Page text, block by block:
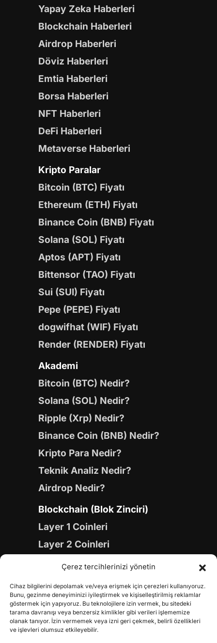
Çerez tercihlerinizi yönetin
Cihaz bilgilerini depolamak ve/veya erişmek için çerezleri kullanıyoruz.
Bunu, gezinme deneyiminizi iyileştirmek ve kişiselleştirilmiş reklamlar
göstermek için yapıyoruz. Bu teknolojilere izin vermek, bu sitedeki
tarama davranışı veya benzersiz kimlikler gibi verileri işlememize
olanak tanıyor. İzin vermemek veya izni geri çekmek, belirli özellikleri
ve işlevleri olumsuz etkileyebilir.
Yapay Zeka Haberleri
Blockchain Haberleri
Airdrop Haberleri
Döviz Haberleri
Emtia Haberleri
Borsa Haberleri
NFT Haberleri
DeFi Haberleri
Metaverse Haberleri
Kripto Paralar
Bitcoin (BTC) Fiyatı
Ethereum (ETH) Fiyatı
Binance Coin (BNB) Fiyatı
Solana (SOL) Fiyatı
Aptos (APT) Fiyatı
Bittensor (TAO) Fiyatı
Sui (SUI) Fiyatı
Pepe (PEPE) Fiyatı
dogwifhat (WIF) Fiyatı
Render (RENDER) Fiyatı
Akademi
Bitcoin (BTC) Nedir?
Solana (SOL) Nedir?
Ripple (Xrp) Nedir?
Binance Coin (BNB) Nedir?
Kripto Para Nedir?
Teknik Analiz Nedir?
Airdrop Nedir?
Blockchain (Blok Zinciri)
Layer 1 Coinleri
Layer 2 Coinleri
Yapay Zeka (AI) Coinleri
Gaming Coinleri
RWA Coinleri
DeFi Coinleri